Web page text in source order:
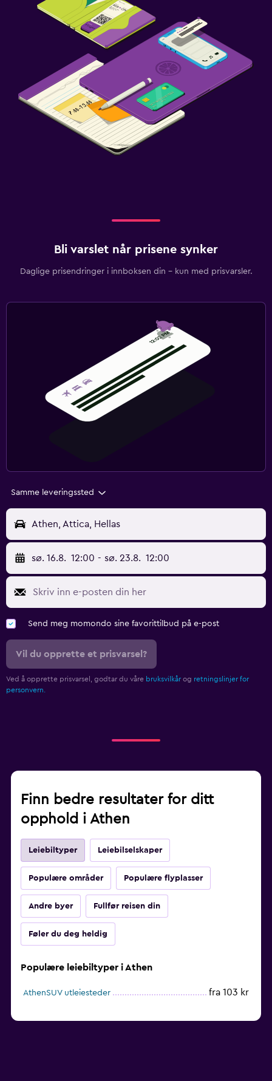
Bli varslet når prisene synker
Daglige prisendringer i innboksen din – kun med prisvarsler.
Samme leveringssted
Athen, Attica, Hellas
sø. 16.8. 12:00 - sø. 23.8. 12:00
Send meg momondo sine favorittilbud på e-post
Vil du opprette et prisvarsel?
Ved å opprette prisvarsel, godtar du våre bruksvilkår og retningslinjer for
personvern.
Finn bedre resultater for ditt
opphold i Athen
Leiebiltyper Leiebilselskaper
Populære områder Populære flyplasser
Andre byer Fullfør reisen din
Føler du deg heldig
Populære leiebiltyper i Athen
AthenSUV utleiesteder fra 103 kr